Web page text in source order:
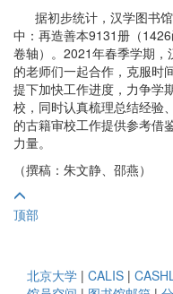
据初步统计，汉学图书馆
中：再造善本9131册（
卷轴）。2021年春季学期
的老师们一起合作，克服时
提下加快工作进度，力争学
校，同时认真梳理总结经验
的古籍审校工作提供参考借
力量。
（撰稿：朱文静、邵燕）
顶部
北京大学 | CALIS |